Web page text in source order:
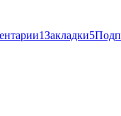
1Закладки5